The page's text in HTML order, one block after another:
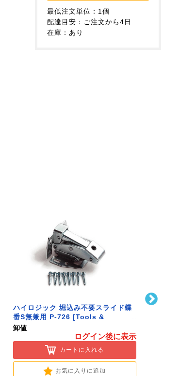
最低注文単位：1個
配達目安：ご注文から4日
在庫：あり
ハイロジック 堀込み不要スライド蝶
番S無兼用 P-726 [Tools &
Hardware]
卸値
ログイン後に表示
カートに入れる
お気に入りに追加